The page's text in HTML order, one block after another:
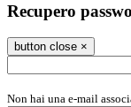
Recupero
button close ×
Non hai una e-mail